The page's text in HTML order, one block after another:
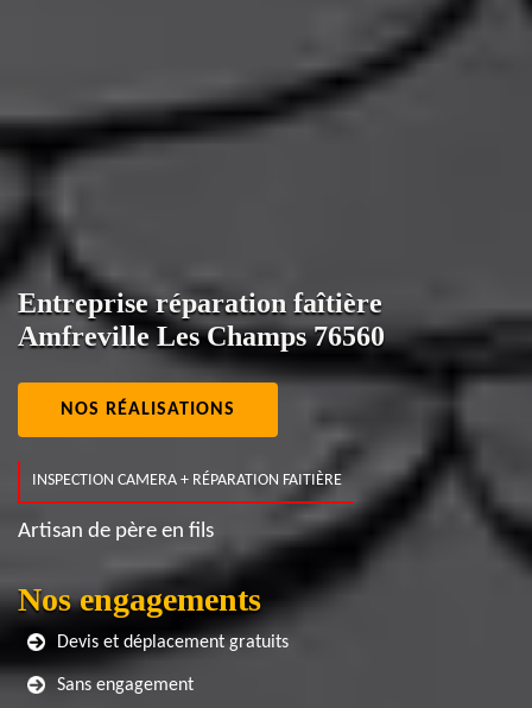
Entreprise réparation faîtière
Amfreville Les Champs 76560
NOS RÉALISATIONS
INSPECTION CAMERA + RÉPARATION FAITIÈRE
Artisan de père en fils
Nos engagements
Devis et déplacement gratuits
Sans engagement